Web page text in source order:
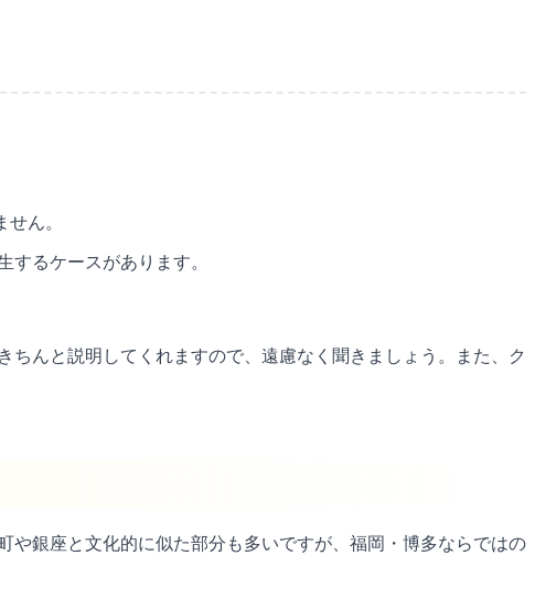
ん。
するケースがあります。
んと説明してくれますので、遠慮なく聞きましょう。また、ク
銀座と文化的に似た部分も多いですが、福岡・博多ならではの